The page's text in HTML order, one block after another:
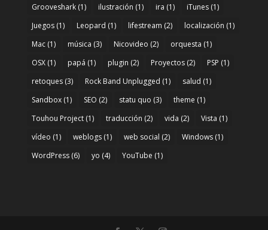
Grooveshark(1) ilustración (1) ira (1) iTunes(1)
Juegos(1) Leopard (1) lifestream (2) localización (1)
Mac(1) música (3) Nicovideo (2) orquesta (1)
OSX(1) papá (1) plugin (2) Proyectos(2) PSP (1)
retoques(3) Rock Band Unplugged (1) salud (1)
Sandbox(1) SEO (2) statu quo (3) theme (1)
Touhou Project(1) traducción (2) vida (2) Vista (1)
vídeo (1) weblogs(1) web social (2) Windows(1)
WordPress(6) yo (4) YouTube (1)